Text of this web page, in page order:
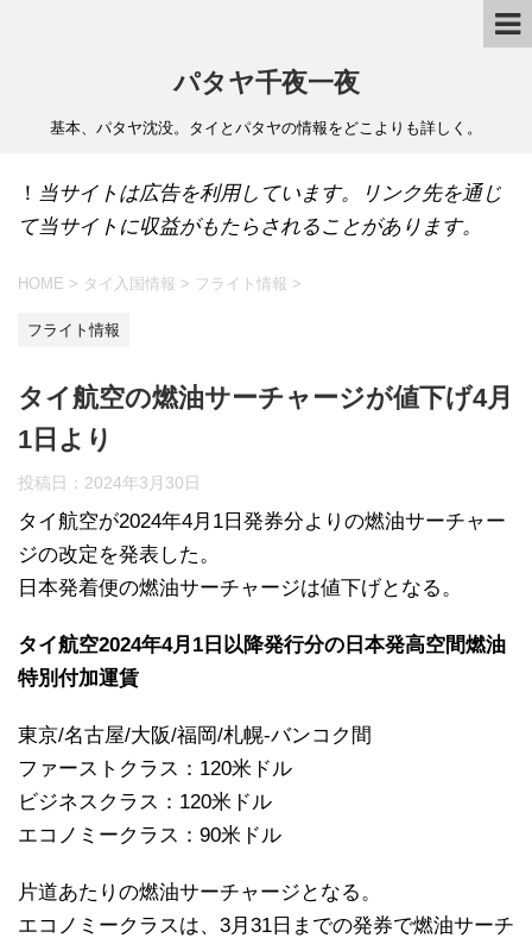
パタヤ千夜一夜
基本、パタヤ沈没。タイとパタヤの情報をどこよりも詳しく。
！ 当サイトは広告を利用しています。リンク先を通じ
て当サイトに収益がもたらされることがあります。
HOME > タイ入国情報 > フライト情報 >
フライト情報
タイ航空の燃油サーチャージが値下げ4月
1日より
投稿日： 2024年3月30日
タイ航空が2024年4月1日発券分よりの燃油サーチャー
ジの改定を発表した。
日本発着便の燃油サーチャージは値下げとなる。
タイ航空2024年4月1日以降発行分の日本発高空間燃油
特別付加運賃
東京/名古屋/大阪/福岡/札幌-バンコク間
ファーストクラス：120米ドル
ビジネスクラス：120米ドル
エコノミークラス：90米ドル
片道あたりの燃油サーチャージとなる。
エコノミークラスは、3月31日までの発券で燃油サーチ